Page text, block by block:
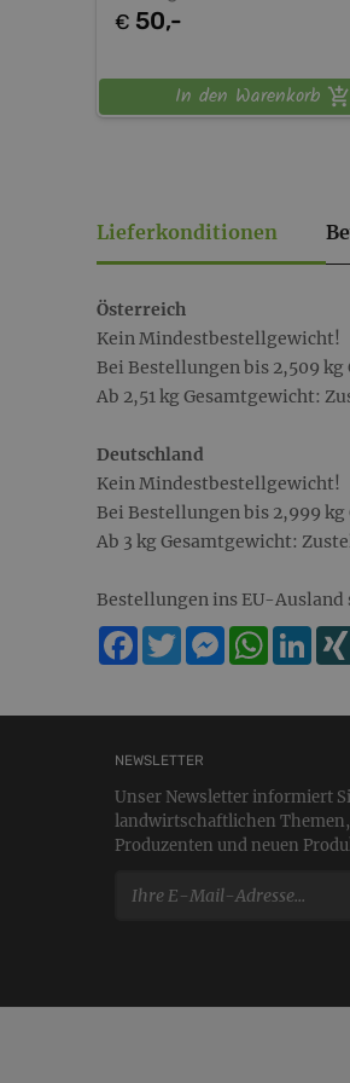
€ 50,-
In den Warenkorb
Lieferkonditionen
Österreich
Kein Mindestbestellgewicht!
Bei Bestellungen bis 2,509
Ab 2,51 kg Gesamtgewicht:
Deutschland
Kein Mindestbestellgewicht!
Bei Bestellungen bis 2,999
Ab 3 kg Gesamtgewicht:
Bestellungen ins EU-
Facebook
TwitterMessenger
NEWSLETTER
Unser Newsletter informiert
landwirtschaftlichen
Produzenten und neuen